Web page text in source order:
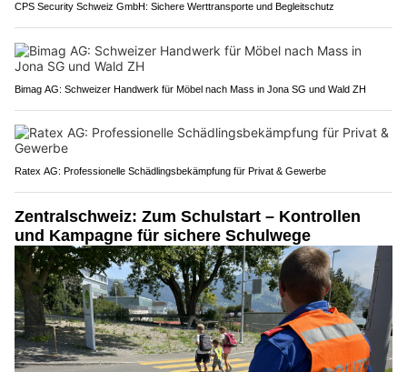
CPS Security Schweiz GmbH: Sichere Werttransporte und Begleitschutz
Bimag AG: Schweizer Handwerk für Möbel nach Mass in Jona SG und Wald ZH
Ratex AG: Professionelle Schädlingsbekämpfung für Privat & Gewerbe
Zentralschweiz: Zum Schulstart – Kontrollen
und Kampagne für sichere Schulwege